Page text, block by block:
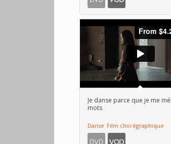
Je danse parce que je me
mots
Danse Film chorégraphique